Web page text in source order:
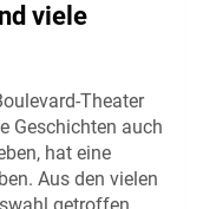
viele
Theater
Geschichten auch
hat eine
Aus den vielen